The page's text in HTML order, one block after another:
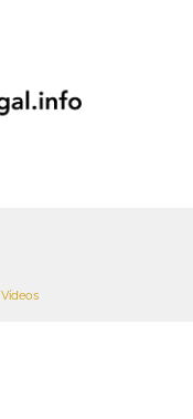
Vídeos